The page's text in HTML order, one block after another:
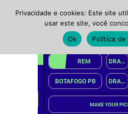
Privacidade e cookies: Este site
usar este site, você
Ok
Política de